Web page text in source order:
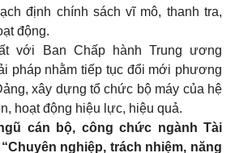
định chính sách vĩ mô, thanh tra,
động.
với Ban Chấp hành Trung ương
pháp nhằm tiếp tục đổi mới phương
xây dựng tổ chức bộ máy của hệ
hoạt động hiệu lực, hiệu quả.
cán bộ, công chức ngành Tài
nghiệp, trách nhiệm, năng